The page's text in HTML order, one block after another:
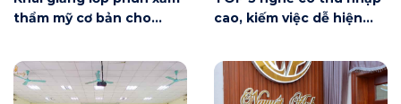
thẩm mỹ cơ bản cho
Nội
cao, kiếm việc dễ hiện